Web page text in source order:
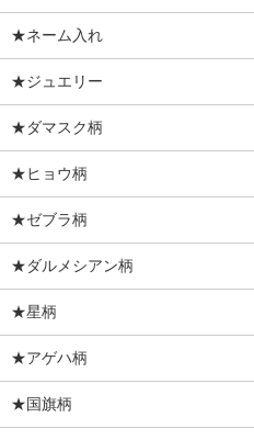
★ネーム入れ
★ジュエリー
★ダマスク柄
★ヒョウ柄
★ゼブラ柄
★ダルメシアン柄
★星柄
★アゲハ柄
★国旗柄